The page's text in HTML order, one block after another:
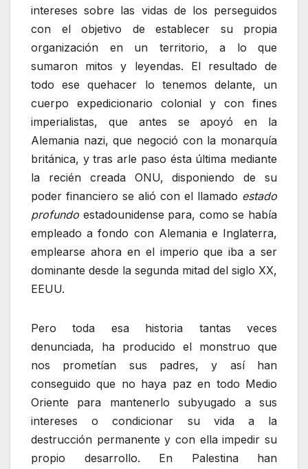
intereses sobre las vidas de los perseguidos
con el objetivo de establecer su propia
organización en un territorio, a lo que
sumaron mitos y leyendas. El resultado de
todo ese quehacer lo tenemos delante, un
cuerpo expedicionario colonial y con fines
imperialistas, que antes se apoyó en la
Alemania nazi, que negoció con la monarquía
británica, y tras arle paso ésta última mediante
la recién creada ONU, disponiendo de su
poder financiero se alió con el llamado estado
profundo estadounidense para, como se había
empleado a fondo con Alemania e Inglaterra,
emplearse ahora en el imperio que iba a ser
dominante desde la segunda mitad del siglo XX,
EEUU.
Pero toda esa historia tantas veces
denunciada, ha producido el monstruo que
nos prometían sus padres, y así han
conseguido que no haya paz en todo Medio
Oriente para mantenerlo subyugado a sus
intereses o condicionar su vida a la
destrucción permanente y con ella impedir su
propio desarrollo. En Palestina han